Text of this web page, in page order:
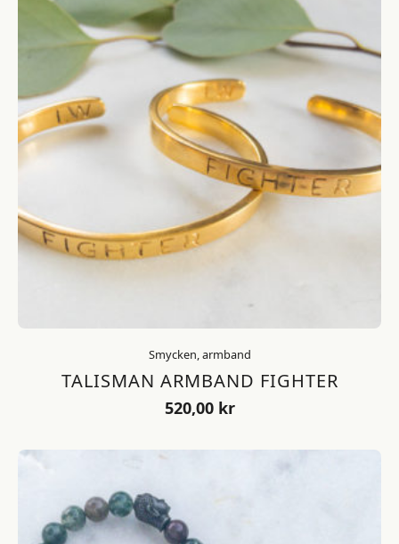
Smycken, armband
TALISMAN ARMBAND FIGHTER
520,00 kr